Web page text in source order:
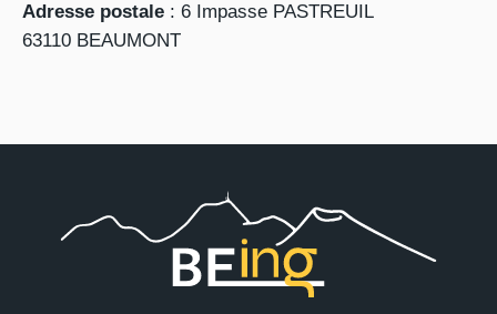
Adresse postale : 6 Impasse PASTREUIL
63110 BEAUMONT